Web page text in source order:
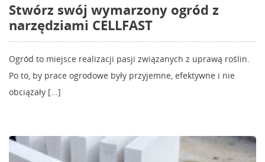
Stwórz swój wymarzony ogród z
narzędziami CELLFAST
Ogród to miejsce realizacji pasji związanych z uprawą roślin.
Po to, by prace ogrodowe były przyjemne, efektywne i nie
obciążały [...]